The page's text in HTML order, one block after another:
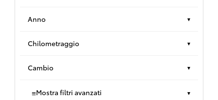
Anno ▾
Chilometraggio ▾
Cambio ▾
≡Mostra filtri avanzati ▾